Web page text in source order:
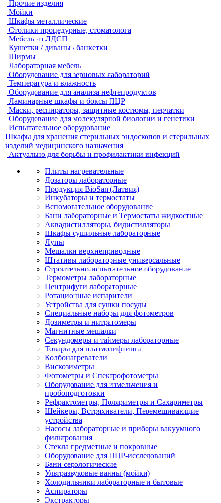
Прочие изделия
Мойки
Шкафы металлические
Столики процедурные, стоматолога
Мебель из ЛДСП
Кушетки / диваны / банкетки
Ширмы
Лабораторная мебель
Оборудование для зерновых лабораторий
Температура и влажность
Оборудование для анализа нефтепродуктов
Ламинарные шкафы и боксы ПЦР
Маски, респираторы, защитные костюмы, перчатки
Оборудование для молекулярной биологии и генетики
Испытательное оборудование
Шкафы для хранения стерильных эндоскопов и стерильных
изделий медицинского назначения
Актуально для борьбы и профилактики инфекций
Плиты нагревательные
Дозаторы лабораторные
Продукция BioSan (Латвия)
Инкубаторы и термостаты
Вспомогательное оборудование
Бани лабораторные и Термостаты жидкостные
Аквадистилляторы, бидистилляторы
Шкафы сушильные лабораторные
Лупы
Мешалки верхнеприводные
Штативы лабораторные универсальные
Строительно-испытательное оборудование
Термометры лабораторные
Центрифуги лабораторные
Ротационные испарители
Устройства для сушки посуды
Специальные наборы для фотометров
Дозиметры и нитратомеры
Магнитные мешалки
Секундомеры и таймеры лабораторные
Товары для плазмолифтинга
Колбонагреватели
Вискозиметры
Фотометры и Спектрофотометры
Оборудование для измельчения и
пробоподготовки
Рефрактометры, Поляриметры и Сахариметры
Шейкеры, Встряхиватели, Перемешивающие
устройства
Насосы лабораторные и приборы вакуумного
фильтрования
Стекла предметные и покровные
Оборудование для ПЦР-исследований
Бани серологические
Ультразвуковые ванны (мойки)
Холодильники лабораторные и бытовые
Аспираторы
Экстракторы